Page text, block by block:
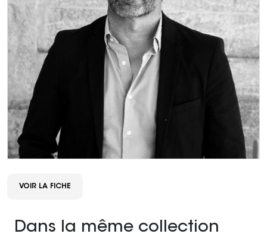
VOIR LA FICHE
Dans la même collection